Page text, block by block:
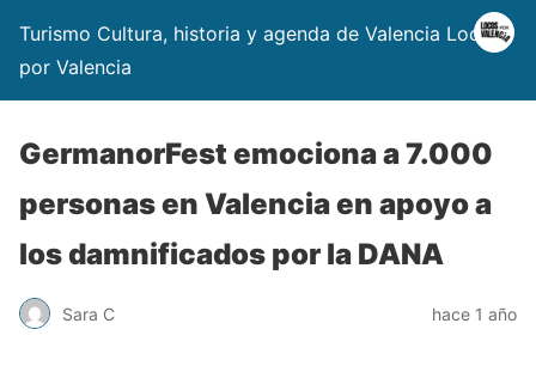
Turismo Cultura, historia y agenda de Valencia Locos
por Valencia
GermanorFest emociona a 7.000
personas en Valencia en apoyo a
los damnificados por la DANA
Sara C hace 1 año